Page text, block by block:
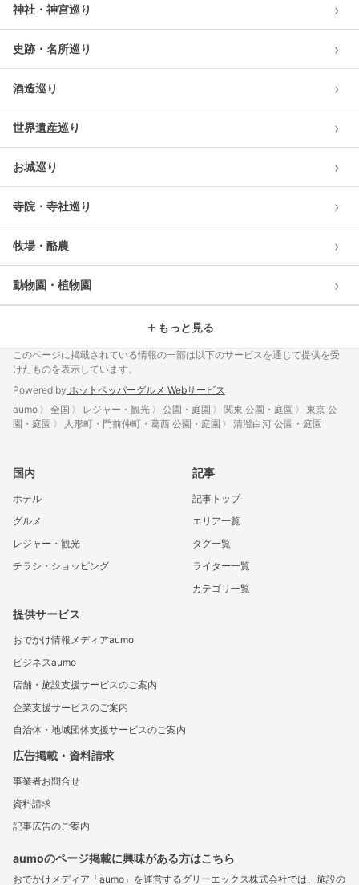
神社・神宮巡り ›
史跡・名所巡り ›
酒造巡り ›
世界遺産巡り ›
お城巡り ›
寺院・寺社巡り ›
牧場・酪農 ›
動物園・植物園 ›
＋ もっと見る
このページに掲載されている情報の一部は以下のサービスを通じて提供を受
けたものを表示しています。
Powered by ホットペッパーグルメ Webサービス
aumo
全国 レジャー・観光 公園・庭園 関東 公園・庭園
東京 公
園・庭園
人形町・門前仲町・葛西 公園・庭園 清澄白河 公園・庭園
国内
ホテル
グルメ
レジャー・観光
チラシ・ショッピング
記事
記事トップ
エリア一覧
タグ一覧
ライター一覧
カテゴリ一覧
提供サービス
おでかけ情報メディアaumo
ビジネスaumo
店舗・施設支援サービスのご案内
企業支援サービスのご案内
自治体・地域団体支援サービスのご案内
広告掲載・資料請求
事業者お問合せ
資料請求
記事広告のご案内
aumoのページ掲載に興味がある方はこちら
おでかけメディア「aumo」を運営するグリーエックス株式会社では、施設の